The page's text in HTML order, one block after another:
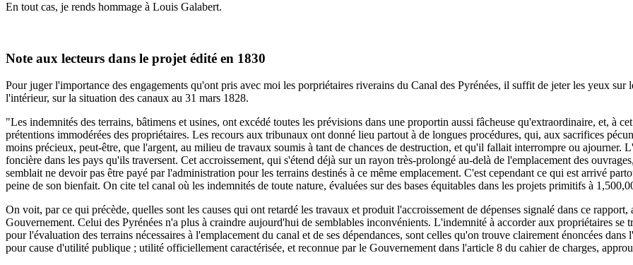
En tout cas, je rends hommage à Louis Galabert.
Note aux lecteurs dans le projet édité en 1830
Pour juger l'importance des engagements qu'ont pris avec moi les porpriétaires riverains du Canal des Pyrénées, il suffit de jeter les yeux
l'intérieur, sur la situation des canaux au 31 mars 1828.
"Les indemnités des terrains, bâtimens et usines, ont excédé toutes les prévisions dans une proportin aussi fâcheuse qu'extraordinaire, et, à
prétentions immodérées des propriétaires. Les recours aux tribunaux ont donné lieu partout à de longues procédures, qui, aux sacrifices
moins précieux, peut-être, que l'argent, au milieu de travaux soumis à tant de chances de destruction, et qu'il fallait interrompre ou ajourner.
foncière dans les pays qu'ils traversent. Cet accroissement, qui s'étend déjà sur un rayon très-prolongé au-delà de l'emplacement des
semblait ne devoir pas être payé par l'administration pour les terrains destinés à ce même emplacement. C'est cependant ce qui est arrivé
peine de son bienfait. On cite tel canal où les indemnités de toute nature, évaluées sur des bases équitables dans les projets primitifs à
On voit, par ce qui précède, quelles sont les causes qui ont retardé les travaux et produit l'accroissement de dépenses signalé dans ce
Gouvernement. Celui des Pyrénées n'a plus à craindre aujourd'hui de semblables inconvénients. L'indemnité à accorder aux propriétaires se
pour l'évaluation des terrains nécessaires à l'emplacement du canal et de ses dépendances, sont celles qu'on trouve clairement énoncées
pour cause d'utilité publique ; utilité officiellement caractérisée, et reconnue par le Gouvernement dans l'article 8 du cahier de charges,